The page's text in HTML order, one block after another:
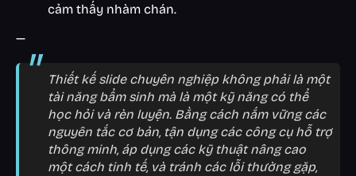
cảm thấy nhàm chán.
—
Thiết kế slide chuyên nghiệp không phải là một
tài năng bẩm sinh mà là một kỹ năng có thể
học hỏi và rèn luyện. Bằng cách nắm vững các
nguyên tắc cơ bản, tận dụng các công cụ hỗ trợ
thông minh, áp dụng các kỹ thuật nâng cao
một cách tinh tế, và tránh các lỗi thường gặp,